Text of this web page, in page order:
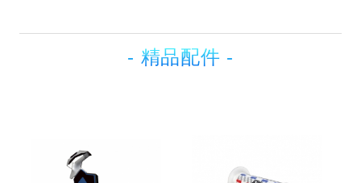
- 精品配件 -